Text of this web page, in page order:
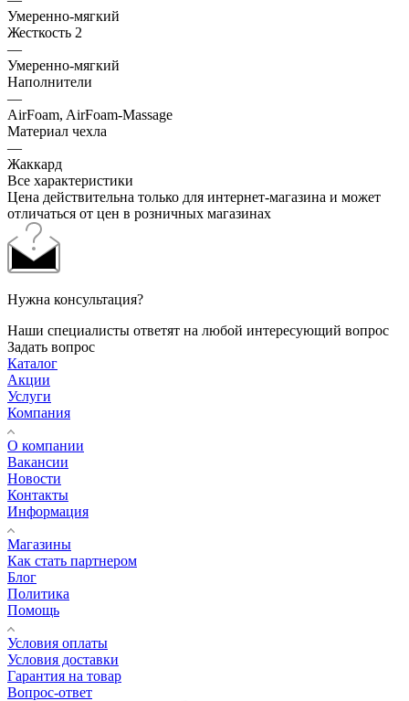
Умеренно-мягкий
Жесткость 2
—
Умеренно-мягкий
Наполнители
—
AirFoam, AirFoam-Massage
Материал чехла
—
Жаккард
Все характеристики
Цена действительна только для интернет-магазина и может
отличаться от цен в розничных магазинах
Нужна консультация?
Наши специалисты ответят на любой интересующий вопрос
Задать вопрос
Каталог
Акции
Услуги
Компания
О компании
Вакансии
Новости
Контакты
Информация
Магазины
Как стать партнером
Блог
Политика
Помощь
Условия оплаты
Условия доставки
Гарантия на товар
Вопрос-ответ